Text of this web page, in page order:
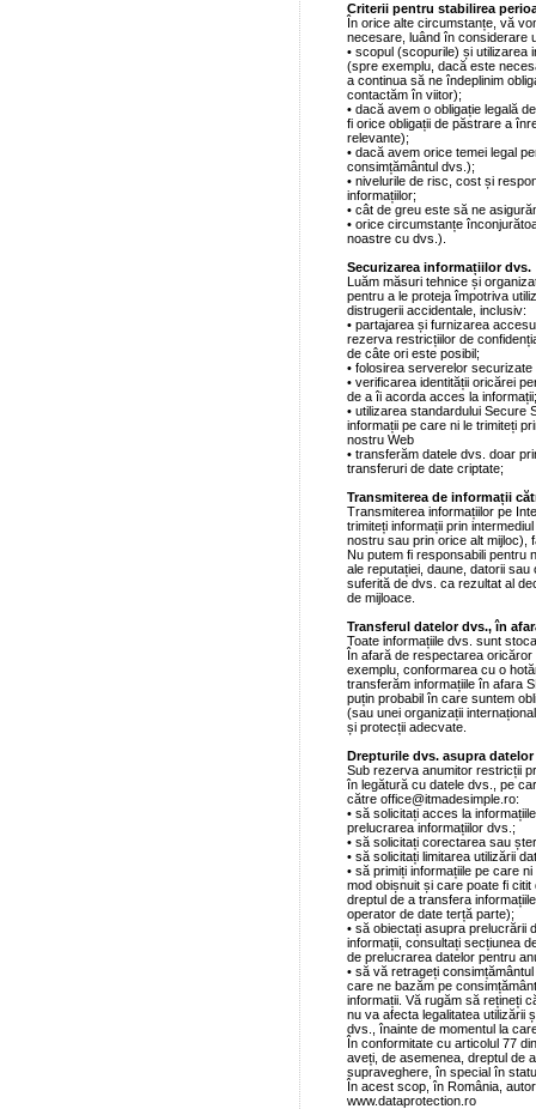
Criterii pentru stabilirea
În orice alte circumstanțe, vă
necesare, luând în considerare
• scopul (scopurile) și utilizarea
(spre exemplu, dacă este
a continua să ne îndeplinim
contactăm în viitor);
• dacă avem o obligație legală
fi orice obligații de păstrare a
relevante);
• dacă avem orice temei legal
consimțământul dvs.);
• nivelurile de risc, cost și
informațiilor;
• cât de greu este să ne
• orice circumstanțe
noastre cu dvs.).
Securizarea informațiilor dvs.
Luăm măsuri tehnice și
pentru a le proteja împotriva
distrugerii accidentale, inclusiv:
• partajarea și furnizarea
rezerva restricțiilor de
de câte ori este posibil;
• folosirea serverelor
• verificarea identității oricărei
de a îi acorda acces la informații;
• utilizarea standardului Secure
informații pe care ni le trimiteți
nostru Web
• transferăm datele dvs. doar
transferuri de date criptate;
Transmiterea de informații
Transmiterea informațiilor pe
trimiteți informații prin
nostru sau prin orice alt mijloc),
Nu putem fi responsabili pentru
ale reputației, daune, datorii
suferită de dvs. ca rezultat al
de mijloace.
Transferul datelor dvs., în
Toate informațiile dvs. sunt
În afară de respectarea
exemplu, conformarea cu o
transferăm informațiile în afara
puțin probabil în care suntem
(sau unei organizații
și protecții adecvate.
Drepturile dvs. asupra
Sub rezerva anumitor restricții
în legătură cu datele dvs., pe
către office@itmadesimple.ro:
• să solicitați acces la
prelucrarea informațiilor dvs.;
• să solicitați corectarea sau
• să solicitați limitarea utilizării
• să primiți informațiile pe care
mod obișnuit și care poate fi
dreptul de a transfera
operator de date terță parte);
• să obiectați asupra prelucrării
informații, consultați secțiunea
de prelucrarea datelor pentru
• să vă retrageți
care ne bazăm pe
informații. Vă rugăm să rețineți
nu va afecta legalitatea utilizării
dvs., înainte de momentul la
În conformitate cu articolul 77
aveți, de asemenea, dreptul de
supraveghere, în special în
În acest scop, în România,
www.dataprotection.ro